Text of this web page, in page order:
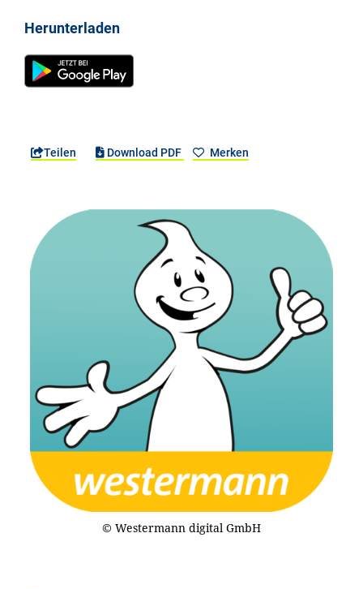
Herunterladen
Teilen Download PDF Merken
© Westermann digital GmbH